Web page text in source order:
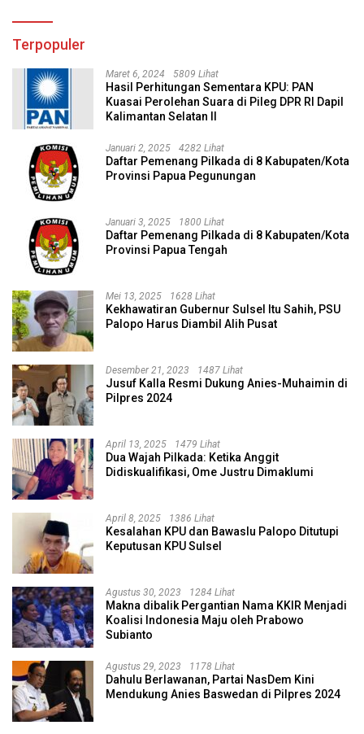
Terpopuler
Maret 6, 2024 5809 Lihat
Hasil Perhitungan Sementara KPU: PAN
Kuasai Perolehan Suara di Pileg DPR RI Dapil
Kalimantan Selatan II
Januari 2, 2025 4282 Lihat
Daftar Pemenang Pilkada di 8 Kabupaten/Kota
Provinsi Papua Pegunungan
Januari 3, 2025 1800 Lihat
Daftar Pemenang Pilkada di 8 Kabupaten/Kota
Provinsi Papua Tengah
Mei 13, 2025 1628 Lihat
Kekhawatiran Gubernur Sulsel Itu Sahih, PSU
Palopo Harus Diambil Alih Pusat
Desember 21, 2023 1487 Lihat
Jusuf Kalla Resmi Dukung Anies-Muhaimin di
Pilpres 2024
April 13, 2025 1479 Lihat
Dua Wajah Pilkada: Ketika Anggit
Didiskualifikasi, Ome Justru Dimaklumi
April 8, 2025 1386 Lihat
Kesalahan KPU dan Bawaslu Palopo Ditutupi
Keputusan KPU Sulsel
Agustus 30, 2023 1284 Lihat
Makna dibalik Pergantian Nama KKIR Menjadi
Koalisi Indonesia Maju oleh Prabowo
Subianto
Agustus 29, 2023 1178 Lihat
Dahulu Berlawanan, Partai NasDem Kini
Mendukung Anies Baswedan di Pilpres 2024